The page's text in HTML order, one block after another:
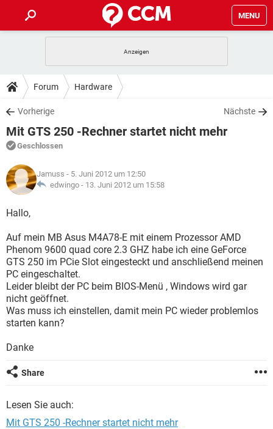
MENU
ANDROID
WINDOWS 10
WHATSAPP TIKTOK
FACEBOOK
TIPPS & TRICKS
SPIELE
WINDOWS 10
WHATSAPP
FACEBOOK HARDWARE
DOWNLOADS
SPIELE STREAMING
ANDROID
WINDOWS 10
WHATSAPP
FACEBOOK
FORUM
SPIELE
ANDROID IOS
FACEBOOK HARDWARE
LEXIKON
SPIELE
ANDROID
WINDOWS 10 INSTAGRAM
WHATSAPP TIKTOK
FACEBOOK
Forum Hardware
Vorherige Nächste
Mit GTS 250 -Rechner startet nicht mehr
Geschlossen
Jamuss - 5. Juni 2012 um 12:50
edwingo - 13. Juni 2012 um 15:58
Hallo,
Auf mein MB Asus M4A78-E mit einem Prozessor AMD
Phenom 9600 quad core 2.3 GHZ habe ich eine GeForce
GTS 250 im PCie Slot eingesteckt und anschließend meinen
PC eingeschaltet.
Leider bleibt der PC beim BIOS-Menü , Windows wird gar
nicht geöffnet.
Was muss ich einstellen, damit mein PC wieder problemlos
starten kann?
Danke
Share
Lesen Sie auch:
Mit GTS 250 -Rechner startet nicht mehr